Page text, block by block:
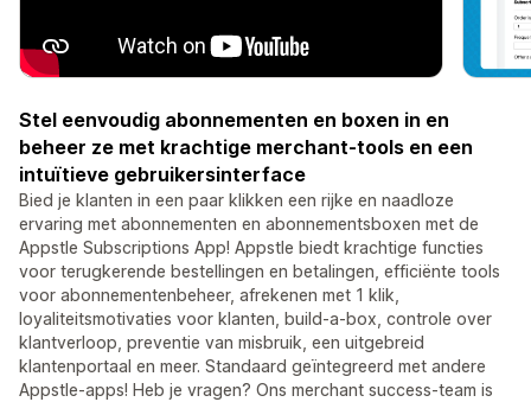
Stel eenvoudig abonnementen en boxen in en
beheer ze met krachtige merchant-tools en een
intuïtieve gebruikersinterface
Bied je klanten in een paar klikken een rijke en naadloze
ervaring met abonnementen en abonnementsboxen met de
Appstle Subscriptions App! Appstle biedt krachtige functies
voor terugkerende bestellingen en betalingen, efficiënte tools
voor abonnementenbeheer, afrekenen met 1 klik,
loyaliteitsmotivaties voor klanten, build-a-box, controle over
klantverloop, preventie van misbruik, een uitgebreid
klantenportaal en meer. Standaard geïntegreerd met andere
Appstle-apps! Heb je vragen? Ons merchant success-team is